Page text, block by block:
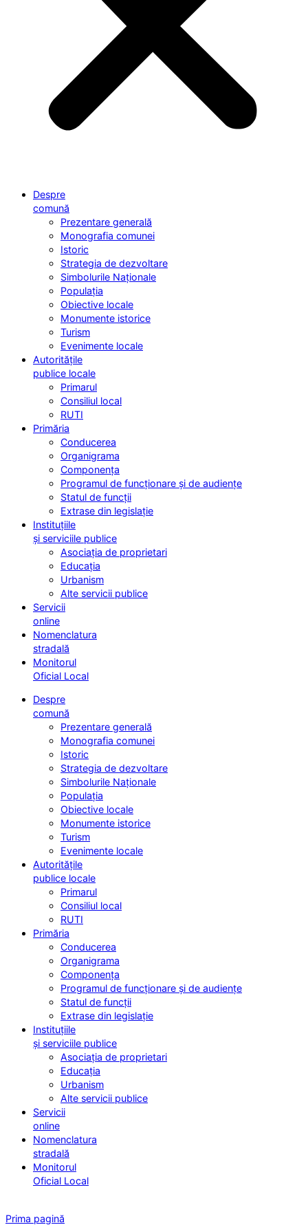
Despre
comună
Prezentare generală
Monografia comunei
Istoric
Strategia de dezvoltare
Simbolurile Naționale
Populația
Obiective locale
Monumente istorice
Turism
Evenimente locale
Autoritățile
publice locale
Primarul
Consiliul local
RUTI
Primăria
Conducerea
Organigrama
Componența
Programul de funcționare și de audiențe
Statul de funcții
Extrase din legislație
Instituțiile
și serviciile publice
Asociația de proprietari
Educația
Urbanism
Alte servicii publice
Servicii
online
Nomenclatura
stradală
Monitorul
Oficial Local
Despre
comună
Prezentare generală
Monografia comunei
Istoric
Strategia de dezvoltare
Simbolurile Naționale
Populația
Obiective locale
Monumente istorice
Turism
Evenimente locale
Autoritățile
publice locale
Primarul
Consiliul local
RUTI
Primăria
Conducerea
Organigrama
Componența
Programul de funcționare și de audiențe
Statul de funcții
Extrase din legislație
Instituțiile
și serviciile publice
Asociația de proprietari
Educația
Urbanism
Alte servicii publice
Servicii
online
Nomenclatura
stradală
Monitorul
Oficial Local
Prima pagină